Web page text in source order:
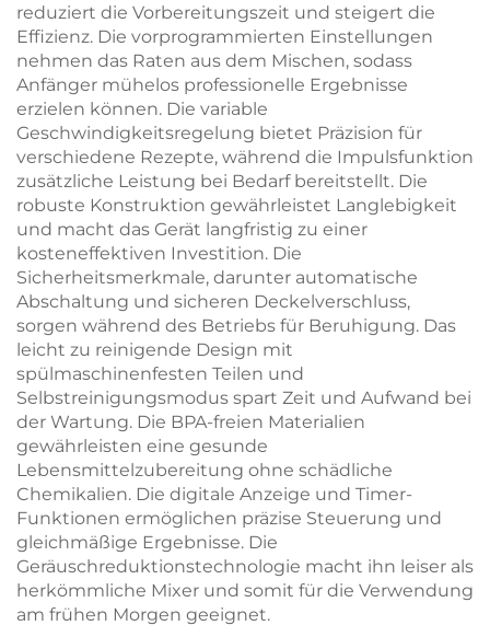
reduziert die Vorbereitungszeit und steigert die
Effizienz. Die vorprogrammierten Einstellungen
nehmen das Raten aus dem Mischen, sodass
Anfänger mühelos professionelle Ergebnisse
erzielen können. Die variable
Geschwindigkeitsregelung bietet Präzision für
verschiedene Rezepte, während die Impulsfunktion
zusätzliche Leistung bei Bedarf bereitstellt. Die
robuste Konstruktion gewährleistet Langlebigkeit
und macht das Gerät langfristig zu einer
kosteneffektiven Investition. Die
Sicherheitsmerkmale, darunter automatische
Abschaltung und sicheren Deckelverschluss,
sorgen während des Betriebs für Beruhigung. Das
leicht zu reinigende Design mit
spülmaschinenfesten Teilen und
Selbstreinigungsmodus spart Zeit und Aufwand bei
der Wartung. Die BPA-freien Materialien
gewährleisten eine gesunde
Lebensmittelzubereitung ohne schädliche
Chemikalien. Die digitale Anzeige und Timer-
Funktionen ermöglichen präzise Steuerung und
gleichmäßige Ergebnisse. Die
Geräuschreduktionstechnologie macht ihn leiser als
herkömmliche Mixer und somit für die Verwendung
am frühen Morgen geeignet.